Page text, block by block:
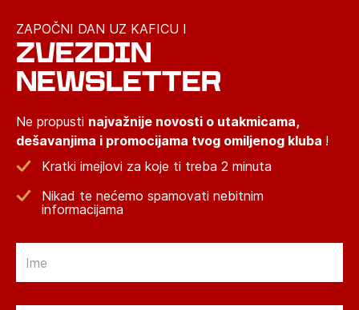
ZAPOČNI DAN UZ KAFICU I
ZVEZDIN
NEWSLETTER
Ne propusti najvažnije novosti o utakmicama,
dešavanjima i promocijama tvog omiljenog kluba !
Kratki imejlovi za koje ti treba 2 minuta
Nikad te nećemo spamovati nebitnim
informacijama